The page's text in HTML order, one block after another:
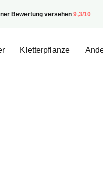
Bewertung versehen 9,3/10
Kletterpflanze